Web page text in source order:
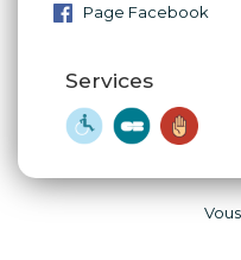
Page Facebook
Services